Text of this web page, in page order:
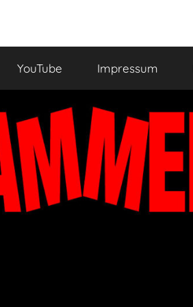
YouTube Impressum